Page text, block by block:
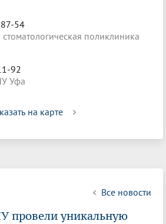
54
поликлиника
92
Уфа
на карте
Все новости
провели уникальную